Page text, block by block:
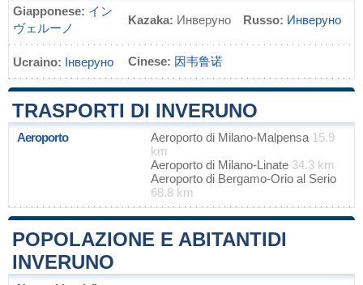
Giapponese: イン
ヴェルーノ
Kazaka: Инверуно Russo: Инверуно
Ucraino: Інверуно Cinese: 因韦鲁诺
TRASPORTI DI INVERUNO
Aeroporto Aeroporto di Milano-Malpensa 15.9
km
Aeroporto di Milano-Linate 34.3 km
Aeroporto di Bergamo-Orio al Serio
68.8 km
POPOLAZIONE E ABITANTIDI
INVERUNO